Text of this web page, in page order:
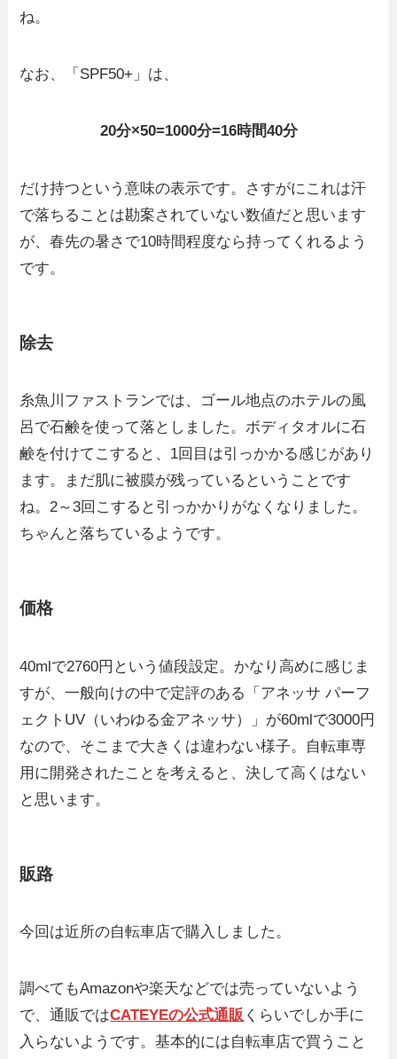
ね。
なお、「SPF50+」は、
20分×50=1000分=16時間40分
だけ持つという意味の表示です。さすがにこれは汗
で落ちることは勘案されていない数値だと思います
が、春先の暑さで10時間程度なら持ってくれるよう
です。
除去
糸魚川ファストランでは、ゴール地点のホテルの風
呂で石鹸を使って落としました。ボディタオルに石
鹸を付けてこすると、1回目は引っかかる感じがあり
ます。まだ肌に被膜が残っているということです
ね。2～3回こすると引っかかりがなくなりました。
ちゃんと落ちているようです。
価格
40mlで2760円という値段設定。かなり高めに感じま
すが、一般向けの中で定評のある「アネッサ パーフ
ェクトUV（いわゆる金アネッサ）」が60mlで3000円
なので、そこまで大きくは違わない様子。自転車専
用に開発されたことを考えると、決して高くはない
と思います。
販路
今回は近所の自転車店で購入しました。
調べてもAmazonや楽天などでは売っていないよう
で、通販ではCATEYEの公式通販 くらいでしか手に
入らないようです。基本的には自転車店で買うこと